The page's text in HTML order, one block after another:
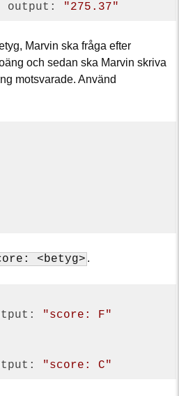
output:
"275.37"
Marvin ska fråga efter
och sedan ska Marvin skriva
motsvarade. Använd
<betyg> .
"score: F"
"score: C"